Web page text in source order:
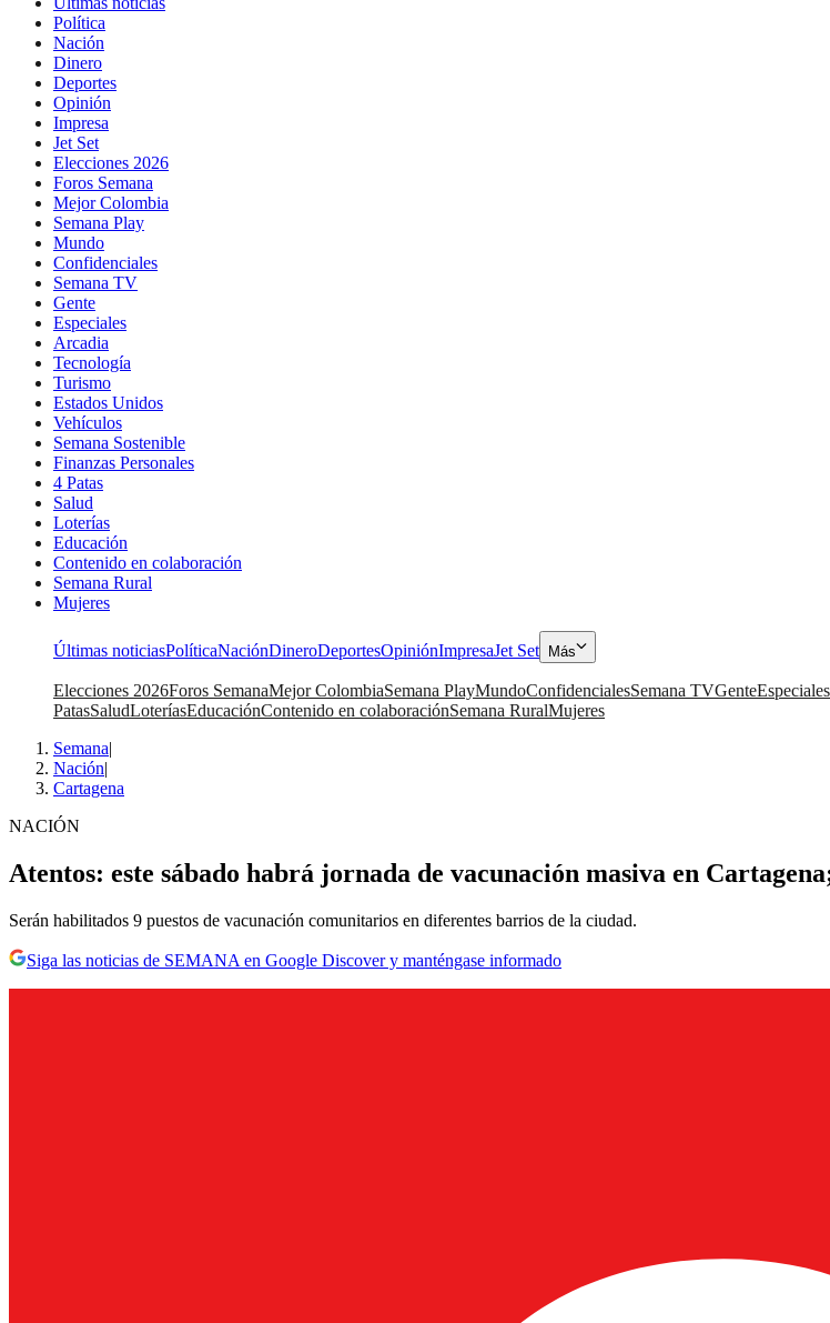
Política
Nación
Dinero
Deportes
Opinión
Impresa
Jet Set
Elecciones 2026
Foros Semana
Mejor Colombia
Semana Play
Mundo
Confidenciales
Semana TV
Gente
Especiales
Arcadia
Tecnología
Turismo
Estados Unidos
Vehículos
Semana Sostenible
Finanzas Personales
4 Patas
Salud
Loterías
Educación
Contenido en colaboración
Semana Rural
Mujeres
Últimas noticiasPolíticaNaciónDineroDeportesOpiniónImpresaJet Set Más
Elecciones 2026Foros SemanaMejor ColombiaSemana PlayMundoConfidencialesSemana TVGenteEspeciales
PatasSaludLoteríasEducaciónContenido en colaboraciónSemana RuralMujeres
Semana|
Nación|
Cartagena
NACIÓN
Atentos: este sábado habrá jornada de vacunación masiva en
Serán habilitados 9 puestos de vacunación comunitarios en diferentes barrios de la ciudad.
Siga las noticias de SEMANA en Google Discover y manténgase informado